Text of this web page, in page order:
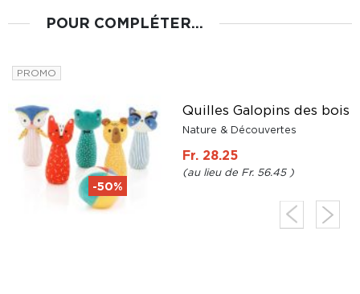
POUR COMPLÉTER...
PROMO
Quilles Galopins des bois
Nature & Découvertes
Fr. 28.25
Fr. 56.45
-50%